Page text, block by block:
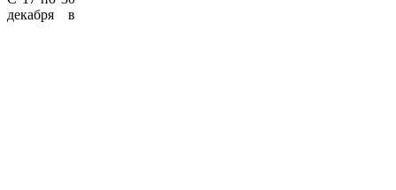
декабря в